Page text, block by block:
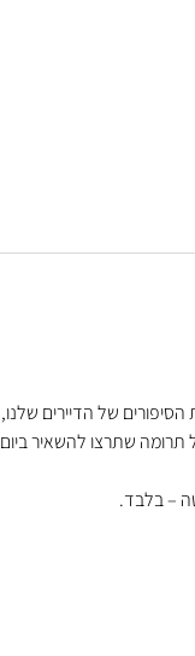
של הדיירים
– בלבד.